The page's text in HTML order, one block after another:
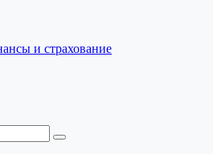
и страхование